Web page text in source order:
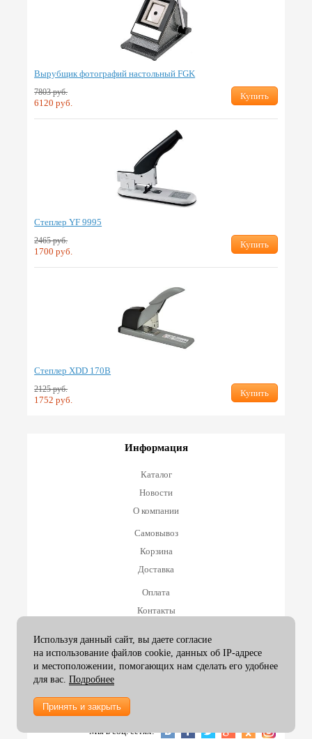
Вырубщик фотографий настольный FGK
7803 руб.
6120 руб.
Купить
Степлер YF 9995
2465 руб.
1700 руб.
Купить
Степлер XDD 170B
2125 руб.
1752 руб.
Купить
Информация
Каталог
Новости
О компании
Самовывоз
Корзина
Доставка
Оплата
Контакты
Принимаем к оплате
2007-26 ArtexGroup |
Мы в соц. сетях:
Используя данный сайт, вы даете согласие
на использование файлов cookie, данных об IP-адресе
и местоположении, помогающих нам сделать его удобнее
для вас. Подробнее
Принять и закрыть